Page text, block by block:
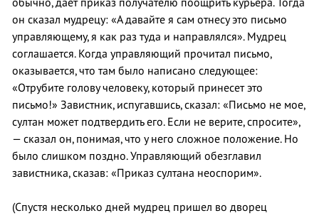
обычно, дает приказ получателю поощрить курьера. Тогда
он сказал мудрецу: «А давайте я сам отнесу это письмо
управляющему, я как раз туда и направлялся». Мудрец
соглашается. Когда управляющий прочитал письмо,
оказывается, что там было написано следующее:
«Отрубите голову человеку, который принесет это
письмо!» Завистник, испугавшись, сказал: «Письмо не мое,
султан может подтвердить его. Если не верите, спросите»,
— сказал он, понимая, что у него сложное положение. Но
было слишком поздно. Управляющий обезглавил
завистника, сказав: «Приказ султана неоспорим».
(Спустя несколько дней мудрец пришел во дворец